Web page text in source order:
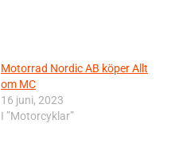
Motorrad Nordic AB köper Allt
om MC
16 juni, 2023
I ”Motorcyklar”